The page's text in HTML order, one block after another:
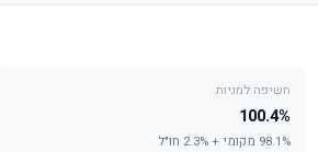
חשיפה למניות
100.4%
98.1% מקומי + 2.3% חו"ל